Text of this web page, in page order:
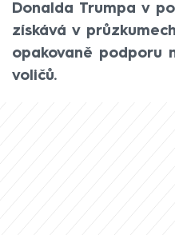
Donalda Trumpa v
získává v
opakovaně podporu
voličů.